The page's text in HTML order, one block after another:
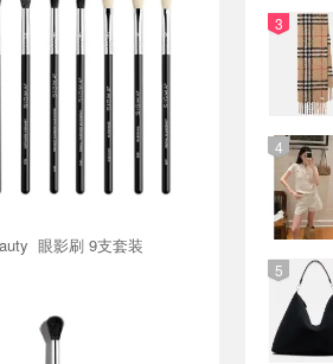
Sigma Beauty 眼影刷 9支套装